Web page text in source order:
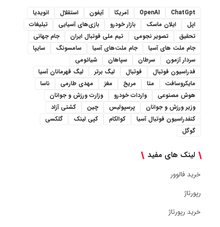
ChatGpt
OpenAI آمریکا آیفون استقلال
انویدیا
اپل
ایلان ماسک بازار خودرو بازی‌های آسیایی
تبلیغات
تحقیق
تصویر نجومی تیم ملی فوتبال ایران
جام جهانی
جام ملت های آسیا
جام ملت‌های آسیا سامسونگ
سایپا
سردار آزمون
سرطان سپاهان
شیائومی
فدراسیون فوتبال
فوتبال لیگ برتر
لیگ قهرمانان آسیا
مایکروسافت
متا مریخ مغز مهدی طارمی
ناسا
هوش مصنوعی
واردات خودرو
وزارت ورزش و جوانان
وزیر ورزش و جوانان
پرسپولیس چین
کشتی آزاد
کنفدراسیون فوتبال آسیا
کوالکام کپی لینک
گلکسی
گوگل
لینک های مفید
خرید فالوور
رپورتاژ
خرید رپورتاژ